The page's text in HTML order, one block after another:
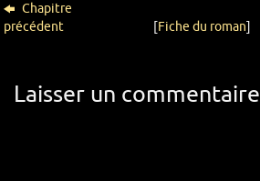
Chapitre
précédent
[Fiche du roman]
Laisser un commentaire